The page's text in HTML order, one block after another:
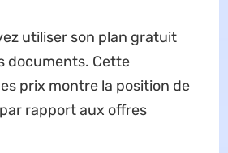
utiliser son plan gratuit
documents. Cette
prix montre la position de
rapport aux offres